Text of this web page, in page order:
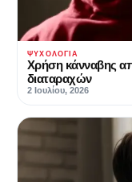
ΨΥΧΟΛΟΓΊΑ
Χρήση κάνναβης
διαταραχών
2 Ιουλίου, 2026